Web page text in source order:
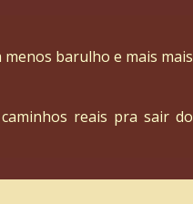
barulho e mais mais
reais pra sair do